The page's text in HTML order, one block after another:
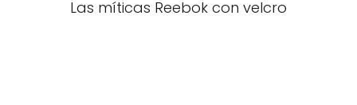
Las míticas Reebok con velcro